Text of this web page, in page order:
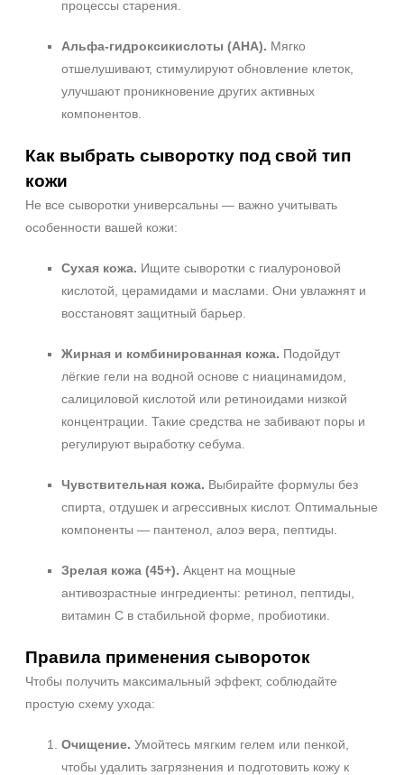
процессы старения.
Альфа‑гидроксикислоты (AHA). Мягко
отшелушивают, стимулируют обновление клеток,
улучшают проникновение других активных
компонентов.
Как выбрать сыворотку под свой тип
кожи
Не все сыворотки универсальны — важно учитывать
особенности вашей кожи:
Сухая кожа. Ищите сыворотки с гиалуроновой
кислотой, церамидами и маслами. Они увлажнят и
восстановят защитный барьер.
Жирная и комбинированная кожа. Подойдут
лёгкие гели на водной основе с ниацинамидом,
салициловой кислотой или ретиноидами низкой
концентрации. Такие средства не забивают поры и
регулируют выработку себума.
Чувствительная кожа. Выбирайте формулы без
спирта, отдушек и агрессивных кислот. Оптимальные
компоненты — пантенол, алоэ вера, пептиды.
Зрелая кожа (45+). Акцент на мощные
антивозрастные ингредиенты: ретинол, пептиды,
витамин C в стабильной форме, пробиотики.
Правила применения сывороток
Чтобы получить максимальный эффект, соблюдайте
простую схему ухода:
Очищение. Умойтесь мягким гелем или пенкой,
чтобы удалить загрязнения и подготовить кожу к
+7 (495) 640-58-89